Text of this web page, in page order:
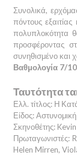
Συνολικά,
πόντους
πολυπλοκότητα
προσφέροντας
συνηθισμένο και
Βαθμολογία 7/10
Ταυτότητα
Ελλ. τίτλος: Η
Είδος: Αστυνομική
Σκηνοθέτης:
Πρωταγωνιστές:
Helen Mirren,